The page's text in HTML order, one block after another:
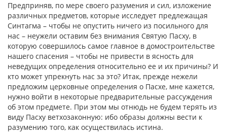
Предприняв, по мере своего разумения и сил, изложение
различных предметов, которые исследует предлежащая
Синтагма – чтобы не опустить ничего из посильного для
нас – неужели оставим без внимания Святую Пасху, в
которую совершилось самое главное в домостроительстве
нашего спасения – чтобы не привести в ясность для
неведущих определения относительно ее и их причины? И
кто может упрекнуть нас за это? Итак, прежде нежели
предложим церковные определения о Пасхе, мне кажется,
нужно войти в некоторые предварительные рассуждения
об этом предмете. При этом мы отнюдь не будем терять из
виду Пасху ветхозаконную: ибо образы должны вести к
разумению того, как осуществилась истина.